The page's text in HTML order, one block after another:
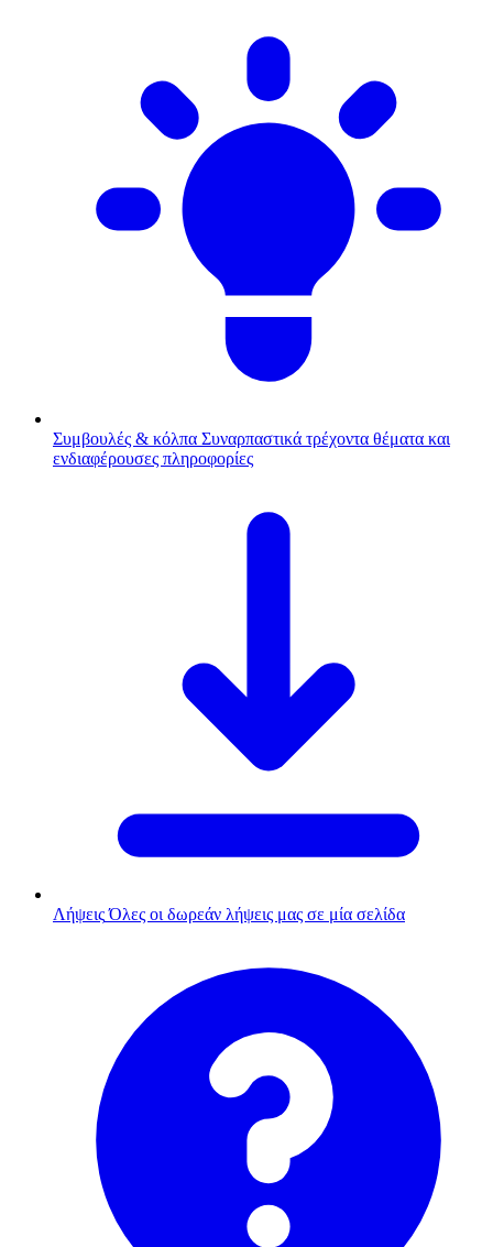
Συμβουλές & κόλπα Συναρπαστικά τρέχοντα θέματα και
ενδιαφέρουσες πληροφορίες
Λήψεις Όλες οι δωρεάν λήψεις μας σε μία σελίδα